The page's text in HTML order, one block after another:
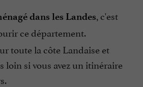
dans les Landes, c'est
ce département.
toute la côte Landaise et
loin si vous avez un itinéraire